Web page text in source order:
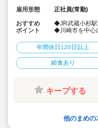
雇用形態
正社員(常勤)
おすすめ
ポイント
◆JR武蔵小杉駅
◆川崎市を中心
で、母体運営が
◆福利厚生や給
も求人がすぐに
◆賞与は4.15か
◆大卒の2年目
額です！
◆総合的に休み
しており、おス
年間休日120日以上
給食あり
キープする
他のまめの